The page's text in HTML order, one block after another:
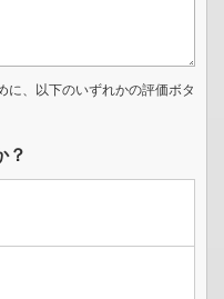
に、以下のいずれかの評価ボタ
？